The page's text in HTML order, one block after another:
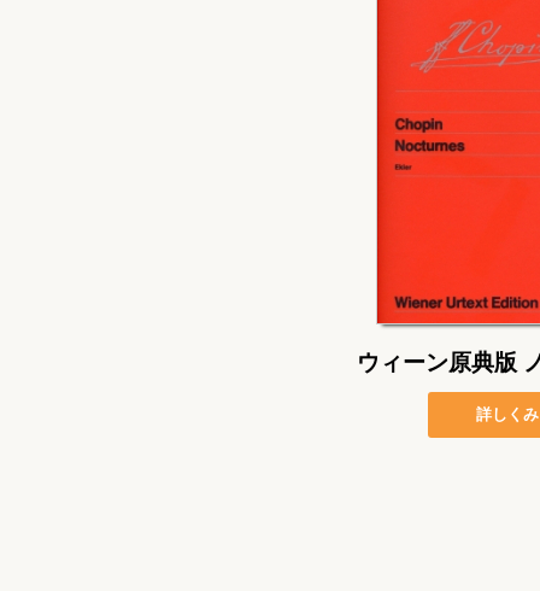
ウィーン原典版
詳しく